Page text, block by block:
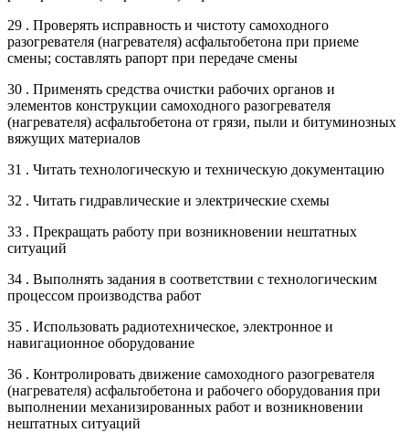
29 . Проверять исправность и чистоту самоходного
разогревателя (нагревателя) асфальтобетона при приеме
смены; составлять рапорт при передаче смены
30 . Применять средства очистки рабочих органов и
элементов конструкции самоходного разогревателя
(нагревателя) асфальтобетона от грязи, пыли и битуминозных
вяжущих материалов
31 . Читать технологическую и техническую документацию
32 . Читать гидравлические и электрические схемы
33 . Прекращать работу при возникновении нештатных
ситуаций
34 . Выполнять задания в соответствии с технологическим
процессом производства работ
35 . Использовать радиотехническое, электронное и
навигационное оборудование
36 . Контролировать движение самоходного разогревателя
(нагревателя) асфальтобетона и рабочего оборудования при
выполнении механизированных работ и возникновении
нештатных ситуаций